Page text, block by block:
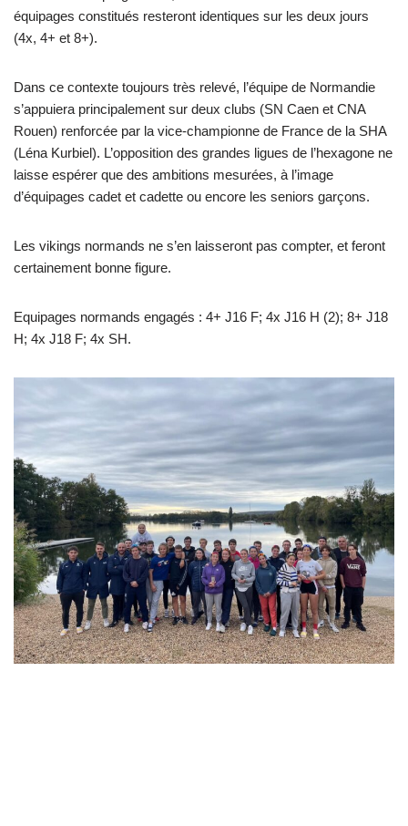
équipages constitués resteront identiques sur les deux jours
(4x, 4+ et 8+).
Dans ce contexte toujours très relevé, l’équipe de Normandie
s’appuiera principalement sur deux clubs (SN Caen et CNA
Rouen) renforcée par la vice-championne de France de la SHA
(Léna Kurbiel). L’opposition des grandes ligues de l’hexagone ne
laisse espérer que des ambitions mesurées, à l’image
d’équipages cadet et cadette ou encore les seniors garçons.
Les vikings normands ne s’en laisseront pas compter, et feront
certainement bonne figure.
Equipages normands engagés : 4+ J16 F; 4x J16 H (2); 8+ J18
H; 4x J18 F; 4x SH.